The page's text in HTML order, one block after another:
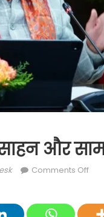
और
Comments Offon